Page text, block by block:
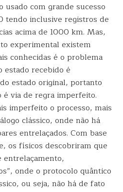
com grande sucesso
tendo inclusive registros de
acima de 1000 km. Mas,
experimental existem
conhecidas é o problema
estado recebido é
estado original, portanto
via de regra imperfeito.
imperfeito o processo, mais
clássico, onde não há
entrelaçados. Com base
os físicos descobriram que
onde o protocolo quântico
ou seja, não há de fato